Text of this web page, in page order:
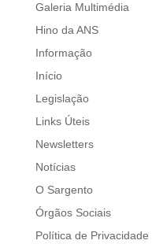
Galeria Multimédia
Hino da ANS
Informação
Início
Legislação
Links Úteis
Newsletters
Notícias
O Sargento
Órgãos Sociais
Política de Privacidade